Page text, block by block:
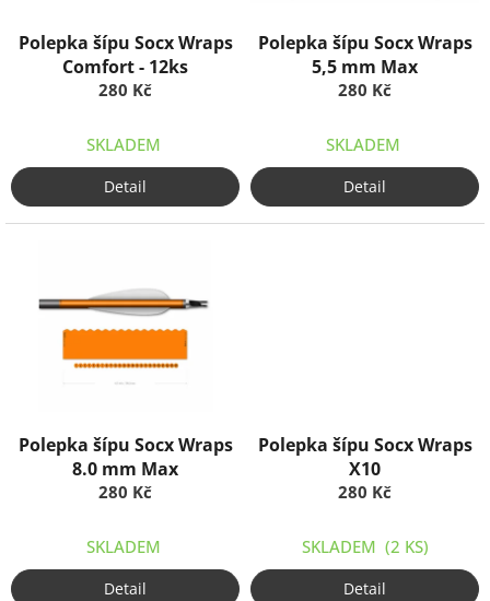
Polepka šípu Socx Wraps
Comfort - 12ks
280 Kč
SKLADEM
Detail
Polepka šípu Socx Wraps
5,5 mm Max
280 Kč
SKLADEM
Detail
Polepka šípu Socx Wraps
8.0 mm Max
280 Kč
SKLADEM
Detail
Polepka šípu Socx Wraps
X10
280 Kč
SKLADEM (2 KS)
Detail